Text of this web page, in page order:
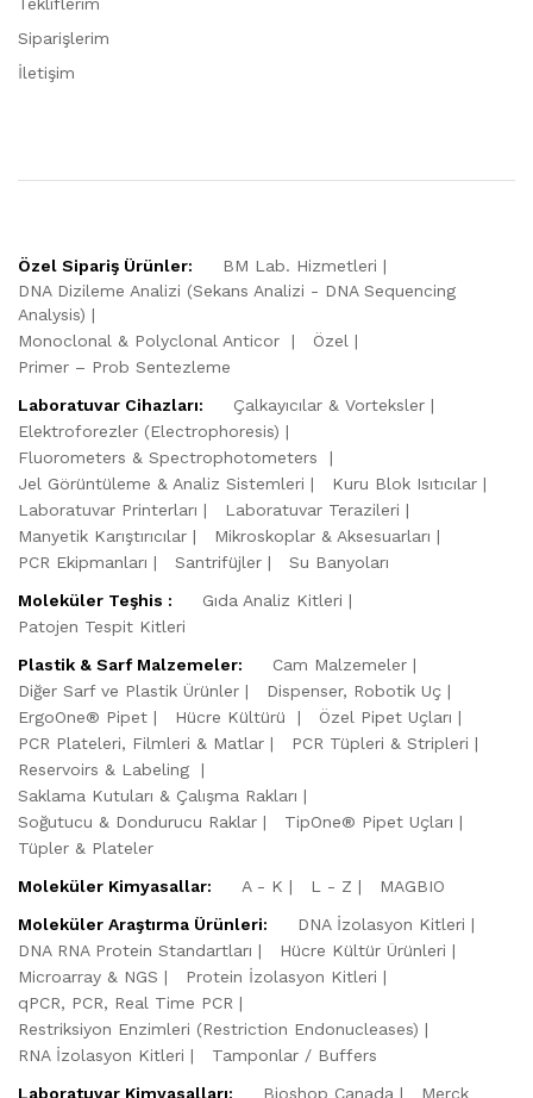
Siparişlerim
İletişim
Özel Sipariş Ürünler:
BM Lab. Hizmetleri
DNA Dizileme Analizi (Sekans Analizi - DNA Sequencing
Analysis)
Monoclonal & Polyclonal Anticor
Özel
Primer – Prob Sentezleme
Laboratuvar Cihazları:
Çalkayıcılar & Vorteksler
Elektroforezler (Electrophoresis)
Fluorometers & Spectrophotometers
Jel Görüntüleme & Analiz Sistemleri
Kuru Blok Isıtıcılar
Laboratuvar Printerları
Laboratuvar Terazileri
Manyetik Karıştırıcılar
Mikroskoplar & Aksesuarları
PCR Ekipmanları
Santrifüjler
Su Banyoları
Moleküler Teşhis :
Gıda Analiz Kitleri
Patojen Tespit Kitleri
Plastik & Sarf Malzemeler:
Cam Malzemeler
Diğer Sarf ve Plastik Ürünler
Dispenser, Robotik Uç
ErgoOne® Pipet
Hücre Kültürü
Özel Pipet Uçları
PCR Plateleri, Filmleri & Matlar
PCR Tüpleri & Stripleri
Reservoirs & Labeling
Saklama Kutuları & Çalışma Rakları
Soğutucu & Dondurucu Raklar
TipOne® Pipet Uçları
Tüpler & Plateler
Moleküler Kimyasallar:
A - K L - Z
MAGBIO
Moleküler Araştırma Ürünleri:
DNA İzolasyon Kitleri
DNA RNA Protein Standartları
Hücre Kültür Ürünleri
Microarray & NGS
Protein İzolasyon Kitleri
qPCR, PCR, Real Time PCR
Restriksiyon Enzimleri (Restriction Endonucleases)
RNA İzolasyon Kitleri
Tamponlar / Buffers
Laboratuvar Kimyasalları:
Bioshop Canada Merck